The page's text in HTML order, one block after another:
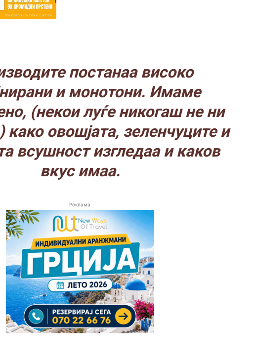
постанаа високо
и монотони. Имаме
(некои луѓе никогаш не ни
како овошјата, зеленчуците и
всушност изгледаа и каков
вкус имаа.
Реклама